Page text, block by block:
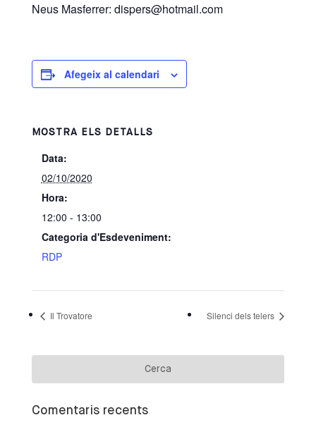
Neus Masferrer: dispers@hotmail.com
Afegeix al calendari
MOSTRA ELS DETALLS
Data:
02/10/2020
Hora:
12:00 - 13:00
Categoria d'Esdeveniment:
RDP
Il Trovatore Silenci dels telers
Comentaris recents